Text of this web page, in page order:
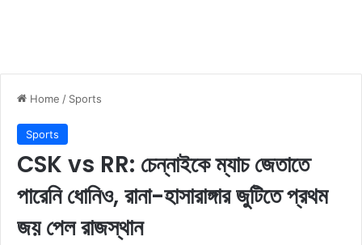
Home / Sports
Sports
CSK vs RR: চেন্নাইকে ম্যাচ জেতাতে
পারেনি ধোনিও, রানা-হাসারাঙ্গার জুটিতে প্রথম
জয় পেল রাজস্থান